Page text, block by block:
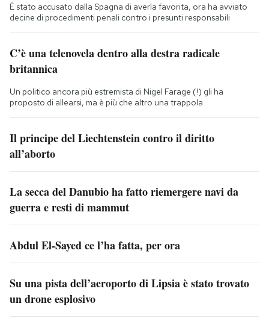
È stato accusato dalla Spagna di averla favorita, ora ha avviato
decine di procedimenti penali contro i presunti responsabili
C’è una telenovela dentro alla destra radicale
britannica
Un politico ancora più estremista di Nigel Farage (!) gli ha
proposto di allearsi, ma è più che altro una trappola
Il principe del Liechtenstein contro il diritto
all’aborto
La secca del Danubio ha fatto riemergere navi da
guerra e resti di mammut
Abdul El-Sayed ce l’ha fatta, per ora
Su una pista dell’aeroporto di Lipsia è stato trovato
un drone esplosivo